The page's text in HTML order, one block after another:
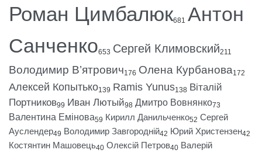
Роман Цимбалюк681 Антон
Санченко653 Сергей Климовский211
Володимир В’ятрович176 Олена Курбанова172
Алексей Копытько139 Ramis Yunus138 Віталій
Портников99 Иван Лютый98 Дмитро Вовнянко73
Валентина Емінова59 Кирилл Данильченко52 Сергей
Ауслендер49 Володимир Завгородній42 Юрий Христензен42
Костянтин Машовець40 Олексій Петров40 Валерій